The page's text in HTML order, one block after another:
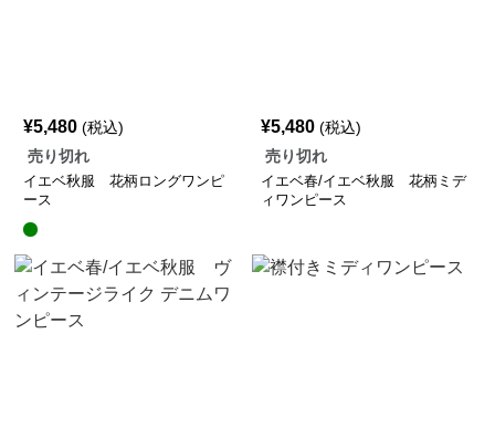
¥5,480 (税込)
売り切れ
イエベ秋服 花柄ロングワンピ
ース
¥5,480 (税込)
売り切れ
イエベ春/イエベ秋服 花柄ミデ
ィワンピース